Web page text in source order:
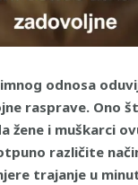
odnosa
rasprave. Ono
žene i muškarci
različite
trajanje u